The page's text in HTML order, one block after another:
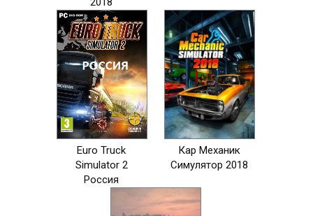
Euro Truck
Simulator 2
Россия
Кар Механик
Симулятор 2018